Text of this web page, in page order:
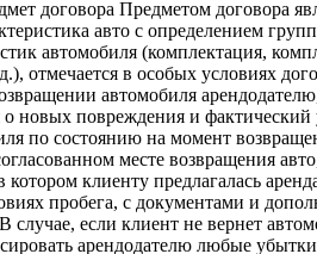
договора Предметом договора
авто с определением
автомобиля (комплектация,
отмечается в особых условиях
автомобиля
новых повреждения и фактический
по состоянию на момент
месте возвращения
котором клиенту предлагалась
пробега, с документами и
случае, если клиент не вернет
арендодателю любые